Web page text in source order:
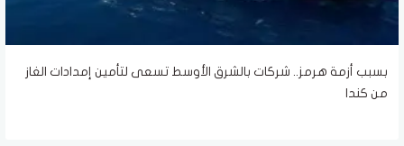
بسبب أزمة هرمز.. شركات بالشرق الأوسط تسعى لتأمين إمدادات الغاز
من كندا